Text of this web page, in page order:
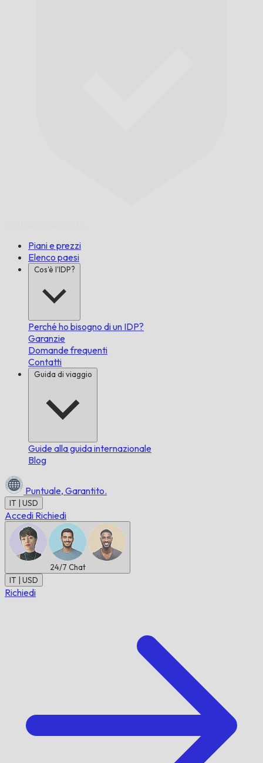
Piani e prezzi
Elenco paesi
Cos'è l'IDP?
Perché ho bisogno di un IDP?
Garanzie
Domande frequenti
Contatti
Guida di viaggio
Guide alla guida internazionale
Blog
Puntuale, Garantito.
IT | USD
Accedi Richiedi
24/7 Chat
IT | USD
Richiedi